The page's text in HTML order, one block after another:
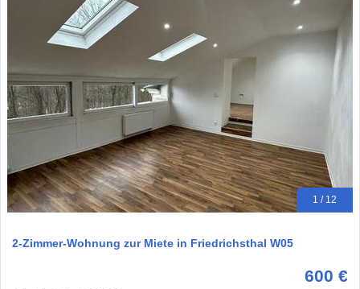
1 / 12
2-Zimmer-Wohnung zur Miete in Friedrichsthal W05
600 €